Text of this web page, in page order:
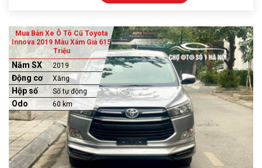
Mua Bán Xe Ô Tô Cũ Toyota
Innova 2019 Màu Xám Giá 615
Triệu
Năm SX 2019
Động cơ Xăng
Hộp số Số tự động
Odo 60 km